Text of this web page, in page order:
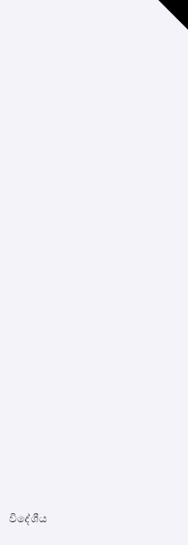
විදේශීය